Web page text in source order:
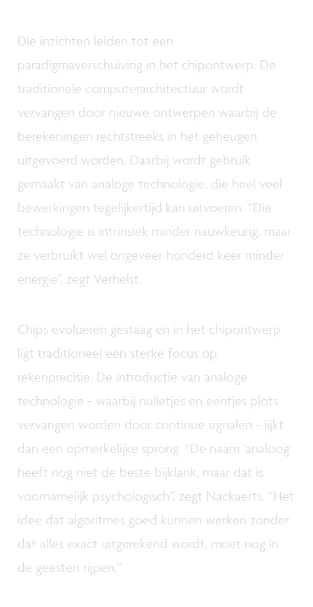
Die inzichten leiden tot een
paradigmaverschuiving in het chipontwerp. De
traditionele computerarchitectuur wordt
vervangen door nieuwe ontwerpen waarbij de
berekeningen rechtstreeks in het geheugen
uitgevoerd worden. Daarbij wordt gebruik
gemaakt van analoge technologie, die heel veel
bewerkingen tegelijkertijd kan uitvoeren. “Die
technologie is intrinsiek minder nauwkeurig, maar
ze verbruikt wel ongeveer honderd keer minder
energie”, zegt Verhelst.
Chips evolueren gestaag en in het chipontwerp
ligt traditioneel een sterke focus op
rekenprecisie. De introductie van analoge
technologie - waarbij nulletjes en eentjes plots
vervangen worden door continue signalen - lijkt
dan een opmerkelijke sprong. “De naam ‘analoog’
heeft nog niet de beste bijklank, maar dat is
voornamelijk psychologisch”, zegt Nackaerts. “Het
idee dat algoritmes goed kunnen werken zonder
dat alles exact uitgerekend wordt, moet nog in
de geesten rijpen.”